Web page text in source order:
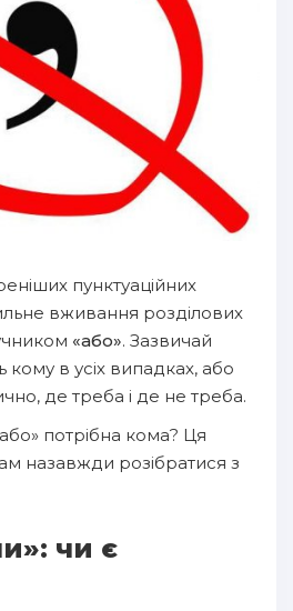
пунктуаційних
вживання розділових
«або». Зазвичай
в усіх випадках, або
де треба і де не треба.
потрібна кома? Ця
назавжди розібратися з
чи є